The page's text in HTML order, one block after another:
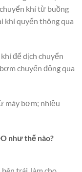
khí từ buồng
khí quyển thông qua
để dịch chuyển
chuyển động qua
máy bơm; nhiều
như thế nào?